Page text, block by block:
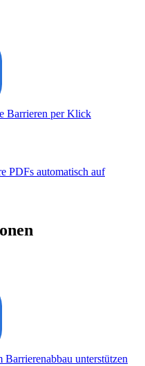
Barrieren per Klick
PDFs automatisch auf
unterstützen